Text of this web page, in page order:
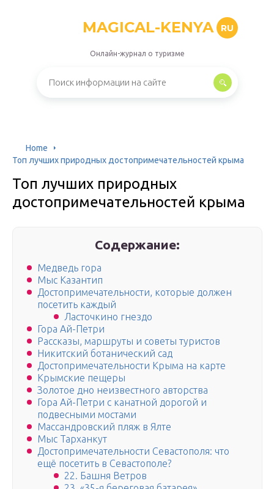
MAGICAL-KENYA RU
Онлайн-журнал о туризме
Home
Топ лучших природных достопримечательностей крыма
Топ лучших природных
достопримечательностей крыма
Содержание:
Медведь гора
Мыс Казантип
Достопримечательности, которые должен
посетить каждый
Ласточкино гнездо
Гора Ай-Петри
Рассказы, маршруты и советы туристов
Никитский ботанический сад
Достопримечательности Крыма на карте
Крымские пещеры
Золотое дно неизвестного авторства
Гора Ай-Петри с канатной дорогой и
подвесными мостами
Массандровский пляж в Ялте
Мыс Тарханкут
Достопримечательности Севастополя: что
ещё посетить в Севастополе?
22. Башня Ветров